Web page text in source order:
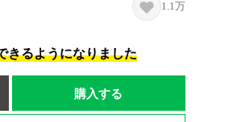
1.1万
きるようになりました
購入する